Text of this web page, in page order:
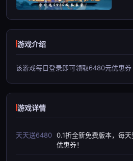
游戏介绍
该游戏每日登录即可领取6480元优惠券
游戏详情
天天送6480 0.1折全新免费版本，每
优惠券！